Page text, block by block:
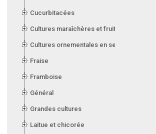
Cucurbitacées
Cultures maraîchères et fruitières en serre
Cultures ornementales en serre
Fraise
Framboise
Général
Grandes cultures
Laitue et chicorée